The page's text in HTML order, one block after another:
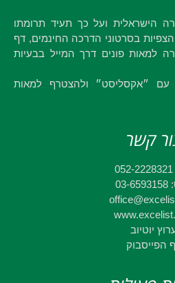
הישראלית ועל כך תעיד תרומתו
הצפיות בסרטוני הדרכה החינמים, דף
למאות פונים דרך המייל בבעיות
עם ״אקסליסט״ ולהצטרף למאות
קשר
יוטיוב
הפייסבוק